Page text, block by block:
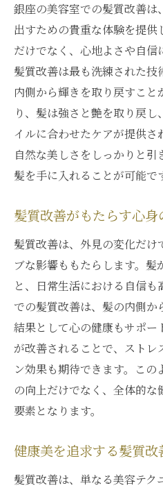
銀座の美容室での髪質改善は
出すための貴重な体験を提供
だけでなく、心地よさや自信
髪質改善は最も洗練された
内側から輝きを取り戻すこと
り、髪は強さと艶を取り戻
イルに合わせたケアが提供さ
自然な美しさをしっかりと
髪を手に入れることが可能で
髪質改善がもたらす心身
髪質改善は、外見の変化だけ
ブな影響ももたらします。髪
と、日常生活における自信
での髪質改善は、髪の内側か
結果として心の健康もサポー
が改善されることで、ストレ
ン効果も期待できます。この
の向上だけでなく、全体的
要素となります。
健康美を追求する髪質改
髪質改善は、単なる美容テク